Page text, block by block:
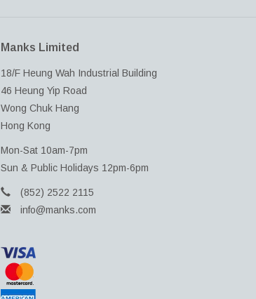
Manks Limited
18/F Heung Wah Industrial Building
46 Heung Yip Road
Wong Chuk Hang
Hong Kong
Mon-Sat 10am-7pm
Sun & Public Holidays 12pm-6pm
(852) 2522 2115
info@manks.com